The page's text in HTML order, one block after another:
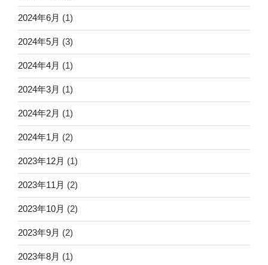
2024年6月 (1)
2024年5月 (3)
2024年4月 (1)
2024年3月 (1)
2024年2月 (1)
2024年1月 (2)
2023年12月 (1)
2023年11月 (2)
2023年10月 (2)
2023年9月 (2)
2023年8月 (1)